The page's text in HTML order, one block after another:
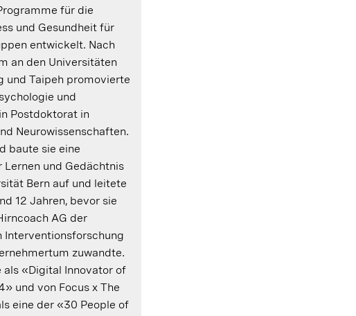
für die
und Gesundheit für
entwickelt. Nach
an den Universitäten
und Taipeh promovierte
und
Postdoktorat in
Neurowissenschaften.
baute sie eine
Lernen und Gedächtnis
Bern auf und leitete
12 Jahren, bevor sie
AG der
Interventionsforschung
zuwandte.
als «Digital Innovator of
und von Focus x The
eine der «30 People of